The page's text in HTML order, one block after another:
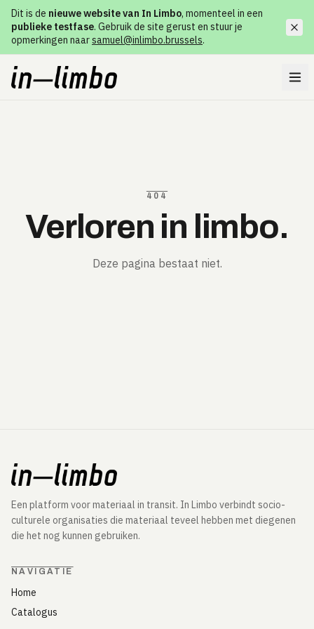
Dit is de nieuwe website van In Limbo, momenteel in een
publieke testfase. Gebruik de site gerust en stuur je
opmerkingen naarsamuel@inlimbo.brussels.
404
Verloren in limbo.
Deze pagina bestaat niet.
Een platform voor materiaal in transit. In Limbo verbindt socio-
culturele organisaties die materiaal teveel hebben met diegenen
die het nog kunnen gebruiken.
NAVIGATIE
Home
Catalogus